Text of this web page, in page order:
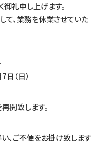
礼申し上げます。
て、業務を休業させていた
（日）
開致します。
、ご不便をお掛け致します